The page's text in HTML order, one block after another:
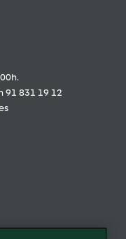
91 831 19 12